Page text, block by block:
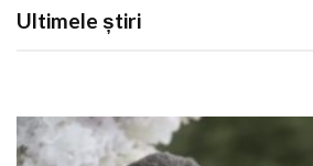
Ultimele știri